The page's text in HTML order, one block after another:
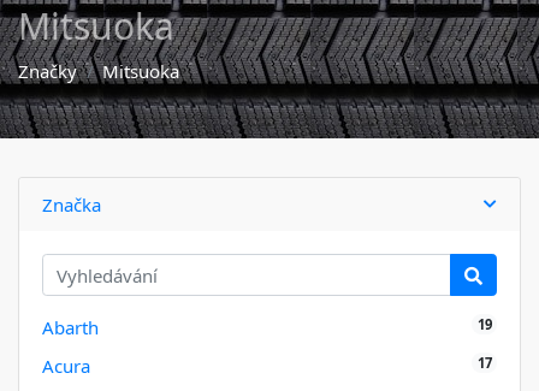
Mitsuoka
Značky Mitsuoka
Značka
Abarth 19
Acura 17